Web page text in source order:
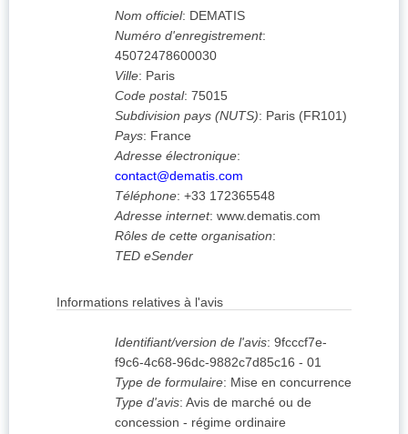
Nom officiel: DEMATIS
Numéro d'enregistrement:
45072478600030
Ville: Paris
Code postal: 75015
Subdivision pays (NUTS): Paris (FR101)
Pays: France
Adresse électronique:
contact@dematis.com
Téléphone: +33 172365548
Adresse internet: www.dematis.com
Rôles de cette organisation:
TED eSender
Informations relatives à l'avis
Identifiant/version de l'avis: 9fcccf7e-
f9c6-4c68-96dc-9882c7d85c16 - 01
Type de formulaire: Mise en concurrence
Type d'avis: Avis de marché ou de
concession - régime ordinaire